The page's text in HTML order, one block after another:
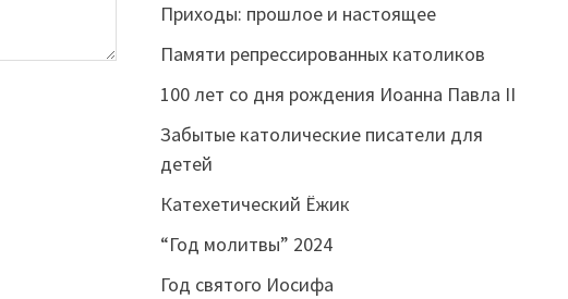
Приходы: прошлое и настоящее
Памяти репрессированных католиков
100 лет со дня рождения Иоанна Павла II
Забытые католические писатели для
детей
Катехетический Ёжик
“Год молитвы” 2024
Год святого Иосифа